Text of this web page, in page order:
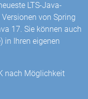
LTS-Java-
von Spring
17. Sie können auch
in Ihren eigenen
nach Möglichkeit